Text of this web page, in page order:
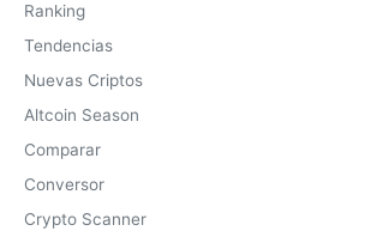
Ranking
Tendencias
Nuevas Criptos
Altcoin Season
Comparar
Conversor
Crypto Scanner